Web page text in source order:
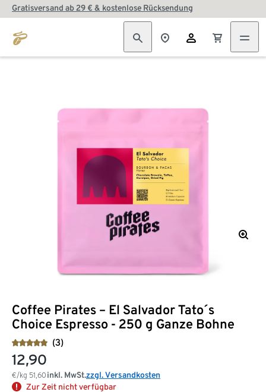
Gratisversand ab 29 € & kostenlose Rücksendung
Coffee Pirates – El Salvador Tato´s
Choice Espresso - 250 g Ganze Bohne
(3)
12,90
€/kg 51,60 inkl. MwSt.zzgl. Versandkosten
Zur Zeit nicht verfügbar